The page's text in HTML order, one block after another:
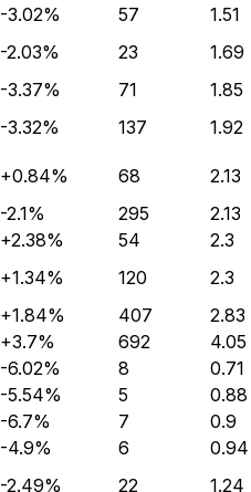
-3.02% 57
1.51
-2.03% 23
1.69
-3.37% 71
1.85
-3.32% 137
1.92
+0.84% 68
2.13
-2.1% 295
2.13
+2.38% 54
2.3
+1.34% 120
2.3
+1.84% 407
2.83
+3.7% 692
4.05
-6.02% 8
0.71
-5.54% 5
0.88
-6.7% 7
0.9
-4.9% 6
0.94
-2.49% 22
1.24